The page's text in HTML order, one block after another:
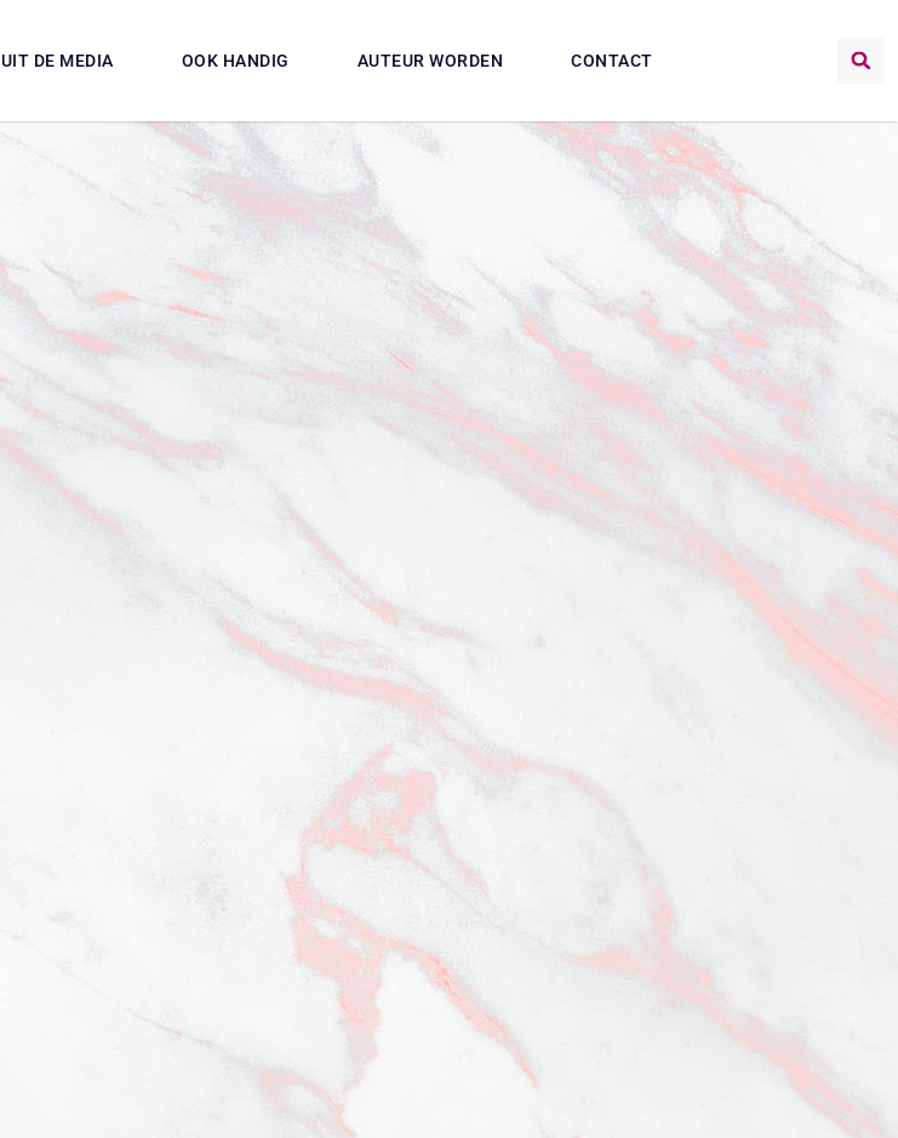
UIT DE MEDIA OOK HANDIG AUTEUR WORDEN CONTACT